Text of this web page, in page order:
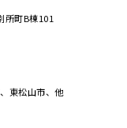
所町B棟101
東松山市、他